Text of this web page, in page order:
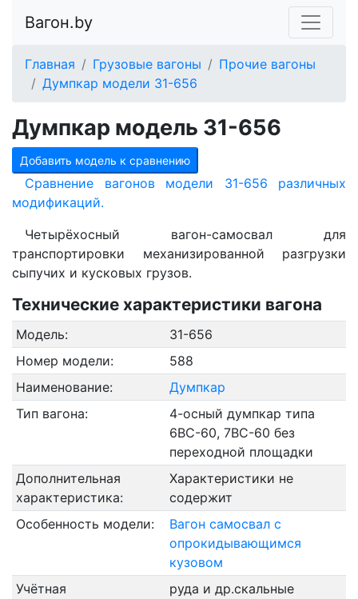
Вагон.by
Главная Грузовые вагоны
Прочие вагоны
Думпкар модели 31-656
Думпкар модель 31-656
Добавить модель к сравнению
Сравнение вагонов модели 31-656 различных
модификаций.
Четырёхосный вагон-самосвал для
транспортировки механизированной разгрузки
сыпучих и кусковых грузов.
Технические характеристики вагона
Модель:
31-656
Номер модели:
588
Наименование:
Думпкар
Тип вагона:
4-осный думпкар типа
6ВС-60, 7ВС-60 без
переходной площадки
Дополнительная
характеристика:
Характеристики не
содержит
Особенность модели:
Вагон самосвал с
опрокидывающимся
кузовом
Учётная
руда и др.скальные